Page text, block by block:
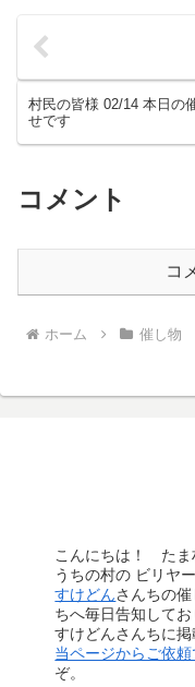
村民の皆様 02/14 本日の
せです
コメント
コ
ホーム 催し物
こんにちは！ たま
うちの村の ビリヤ
すけどんさんちの
ちへ毎日告知してお
すけどんさんちに掲
当ページからご依
ぞ。